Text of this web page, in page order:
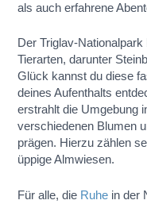
als auch erfahrene
Der Triglav-
Tierarten, darunter
Glück kannst du diese
deines Aufenthalts
erstrahlt die Umgebung
verschiedenen Blumen
prägen. Hierzu zählen
üppige Almwiesen.
Für alle, die Ruhe in der